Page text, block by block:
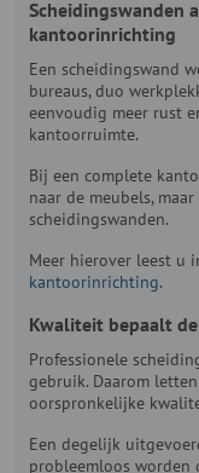
Scheidingswanden
kantoorinrichting
Een scheidingswand
bureaus, duo
eenvoudig meer rust
kantoorruimte.
Bij een complete
naar de meubels,
scheidingswanden.
Meer hierover leest u
kantoorinrichting.
Kwaliteit bepaalt
Professionele
gebruik. Daarom
oorspronkelijke
Een degelijk
probleemloos worden